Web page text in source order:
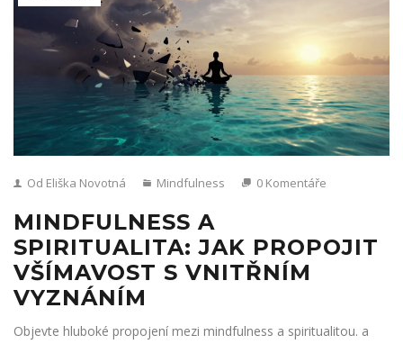
Od Eliška Novotná Mindfulness 0 Komentáře
MINDFULNESS A
SPIRITUALITA: JAK PROPOJIT
VŠÍMAVOST S VNITŘNÍM
VYZNÁNÍM
Objevte hluboké propojení mezi mindfulness a spiritualitou. a